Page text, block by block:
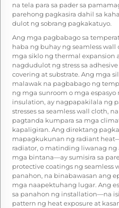
na tela para sa pader sa
parehong pagkasira dahil sa
dulot ng sobrang pagkakatuyo.
Ang mga pagbabago sa
haba ng buhay ng seamless
mga siklo ng thermal expansion
nagdudulot ng stress sa
covering at substrate. Ang mga
malawak na pagbabago ng
ng mga sunroom o mga espasyo
insulation, ay nagpapakilala ng
stresses sa seamless wall cloth,
pagtanda kumpara sa mga
kapaligiran. Ang direktang
mapagkukunan ng radiant
radiator, o matinding liwanag
mga bintana—ay sumisira sa
protective coatings ng seamless
panahon, na binabawasan ang
mga naapektuhang lugar. Ang
sa panahon ng installation—na
pattern ng heat exposure at